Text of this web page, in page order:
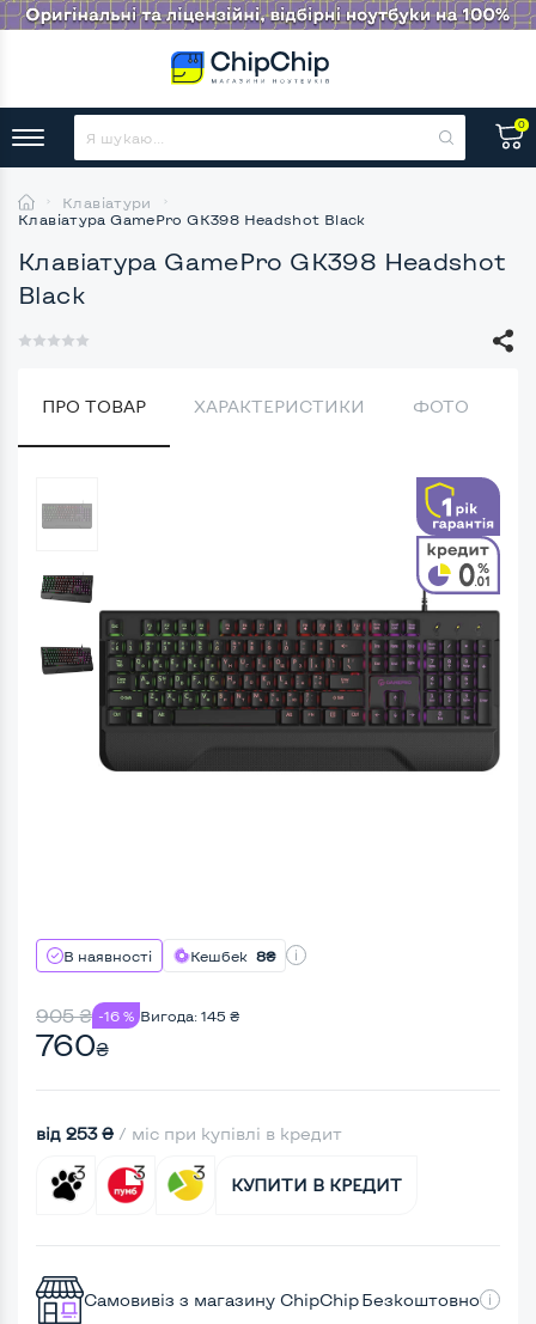
0
Клавіатури
Клавіатура GamePro GK398 Headshot Black
Клавіатура GamePro GK398 Headshot
Black
ПРО ТОВАР ХАРАКТЕРИСТИКИ ФОТО
В наявності Кешбек 8₴
905₴ -16 % Вигода: 145 ₴
760₴
від 253 ₴ / міс при купівлі в кредит
КУПИТИ В КРЕДИТ
Самовивіз з магазину ChipChipБезкоштовно